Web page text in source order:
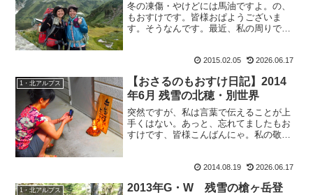
冬の凍傷・やけどには馬油ですよ。の、
もおすけです。皆様おぱようございま
す。そうなんです。最近、私の周りで凍
ぶちゃんからも『業者の回しもんか？』
2015.02.05 2026.06.17
1・北アルプス
【おさるのもおすけ日記】2014
年6月 残雪の北穂・別世界
突然ですが、私は言葉で伝えることが上
手くはない。あっと、忘れてましたもお
すけです、皆様こんばんにゃ。私の敬愛
る。それだけに、全文が印象に残る。そ
れに引きかえ上手く伝えら...
2014.08.19 2026.06.17
1・北アルプス
2013年G・W 残雪の槍ヶ岳登